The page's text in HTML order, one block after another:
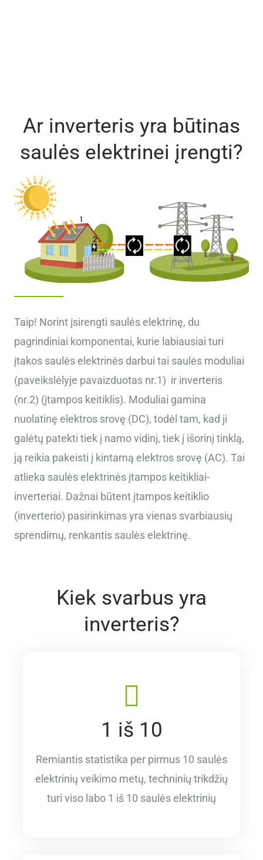
Ar inverteris yra būtinas
saulės elektrinei įrengti?
Taip! Norint įsirengti saulės elektrinę, du
pagrindiniai komponentai, kurie labiausiai turi
įtakos saulės elektrinės darbui tai saulės moduliai
(paveikslėlyje pavaizduotas nr.1) ir inverteris
(nr.2) (įtampos keitiklis). Moduliai gamina
nuolatinę elektros srovę (DC), todėl tam, kad ji
galėtų patekti tiek į namo vidinį, tiek į išorinį tinklą,
ją reikia pakeisti į kintamą elektros srovę (AC). Tai
atlieka saulės elektrinės įtampos keitikliai-
inverteriai. Dažnai būtent įtampos keitiklio
(inverterio) pasirinkimas yra vienas svarbiausių
sprendimų, renkantis saulės elektrinę.
Kiek svarbus yra
inverteris?
1 iš 10
Remiantis statistika per pirmus 10 saulės
elektrinių veikimo metų, techninių trikdžių
turi viso labo 1 iš 10 saulės elektrinių